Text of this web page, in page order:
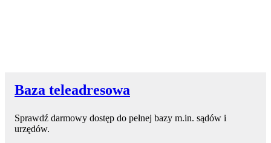
Baza teleadresowa
Sprawdź darmowy dostęp do pełnej bazy m.in. sądów i
urzędów.